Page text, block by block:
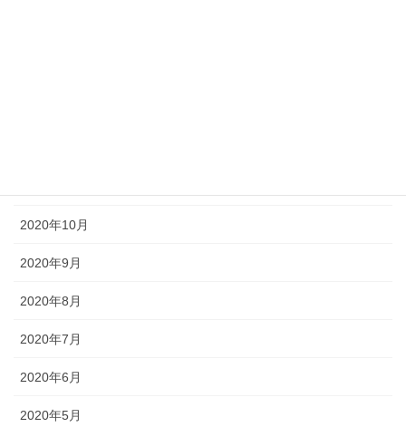
2020年10月
2020年9月
2020年8月
2020年7月
2020年6月
2020年5月